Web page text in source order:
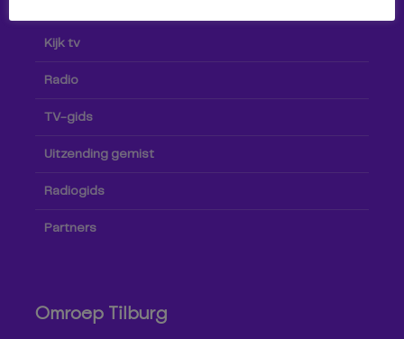
Kijk tv
Radio
TV-gids
Uitzending gemist
Radiogids
Partners
Omroep Tilburg